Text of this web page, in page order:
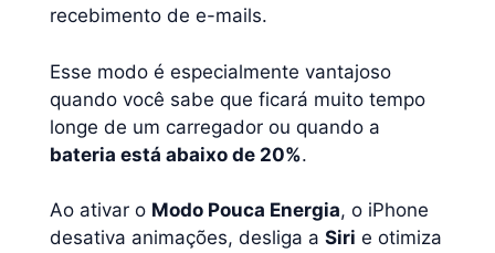
recebimento de e-mails.
Esse modo é especialmente vantajoso
quando você sabe que ficará muito tempo
longe de um carregador ou quando a
bateria está abaixo de 20%.
Ao ativar o Modo Pouca Energia, o iPhone
desativa animações, desliga a Siri e otimiza